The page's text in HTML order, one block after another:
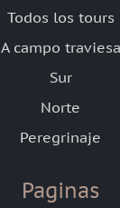
Todos los tours
A campo traviesa
Sur
Norte
Peregrinaje
Paginas